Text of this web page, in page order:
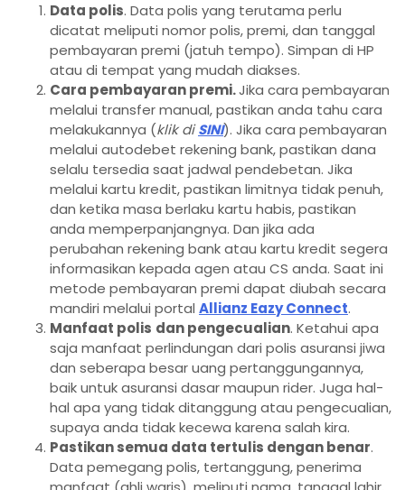
Data polis. Data polis yang terutama perlu
dicatat meliputi nomor polis, premi, dan tanggal
pembayaran premi (jatuh tempo). Simpan di HP
atau di tempat yang mudah diakses.
Cara pembayaran premi.Jika cara pembayaran
melalui transfer manual, pastikan anda tahu cara
melakukannya (klik diSINI). Jika cara pembayaran
melalui autodebet rekening bank, pastikan dana
selalu tersedia saat jadwal pendebetan. Jika
melalui kartu kredit, pastikan limitnya tidak penuh,
dan ketika masa berlaku kartu habis, pastikan
anda memperpanjangnya. Dan jika ada
perubahan rekening bank atau kartu kredit segera
informasikan kepada agen atau CS anda. Saat ini
metode pembayaran premi dapat diubah secara
mandiri melalui portal Allianz Eazy Connect.
Manfaat polis dan pengecualian. Ketahui apa
saja manfaat perlindungan dari polis asuransi jiwa
dan seberapa besar uang pertanggungannya,
baik untuk asuransi dasar maupun rider. Juga hal-
hal apa yang tidak ditanggung atau pengecualian,
supaya anda tidak kecewa karena salah kira.
Pastikan semua data tertulis dengan benar.
Data pemegang polis, tertanggung, penerima